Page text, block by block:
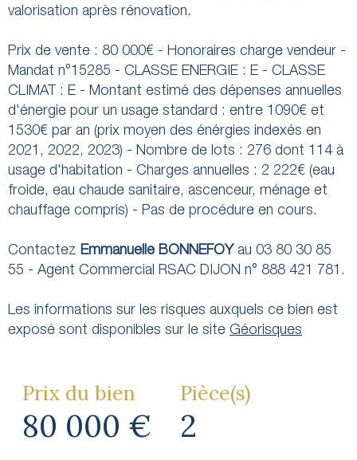
valorisation après rénovation.
Prix de vente : 80 000€ - Honoraires charge vendeur -
Mandat n°15285 - CLASSE ENERGIE : E - CLASSE
CLIMAT : E - Montant estimé des dépenses annuelles
d'énergie pour un usage standard : entre 1090€ et
1530€ par an (prix moyen des énérgies indexés en
2021, 2022, 2023) - Nombre de lots : 276 dont 114 à
usage d'habitation - Charges annuelles : 2 222€ (eau
froide, eau chaude sanitaire, ascenceur, ménage et
chauffage compris) - Pas de procédure en cours.
Contactez Emmanuelle BONNEFOY au 03 80 30 85
55 - Agent Commercial RSAC DIJON n° 888 421 781.
Les informations sur les risques auxquels ce bien est
exposé sont disponibles sur le site Géorisques
Prix du bien
80 000 €
Pièce(s)
2